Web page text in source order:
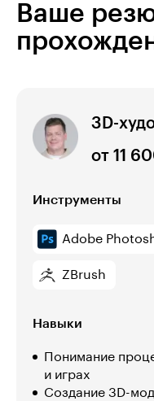
Ваше
3D-
от 11
Инструменты
Adobe
ZBrush
Навыки
Понимание
и играх
Создание 3D-